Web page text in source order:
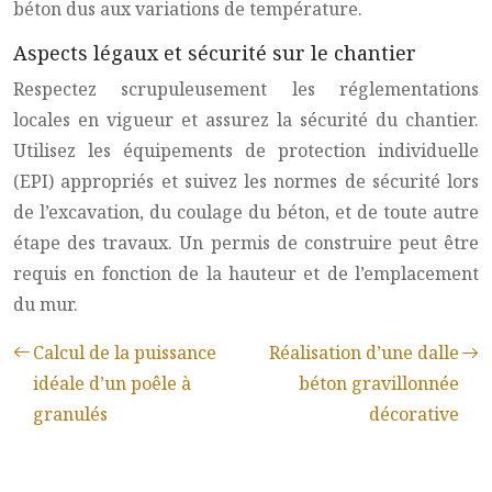
béton dus aux variations de température.
Aspects légaux et sécurité sur le chantier
Respectez scrupuleusement les réglementations
locales en vigueur et assurez la sécurité du chantier.
Utilisez les équipements de protection individuelle
(EPI) appropriés et suivez les normes de sécurité lors
de l’excavation, du coulage du béton, et de toute autre
étape des travaux. Un permis de construire peut être
requis en fonction de la hauteur et de l’emplacement
du mur.
Calcul de la puissance
idéale d’un poêle à
granulés
Réalisation d’une dalle
béton gravillonnée
décorative